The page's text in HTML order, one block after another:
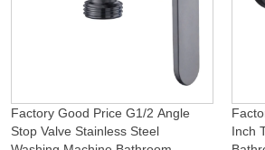
Factory Good Price G1/2 Angle
Stop Valve Stainless Steel
Inch